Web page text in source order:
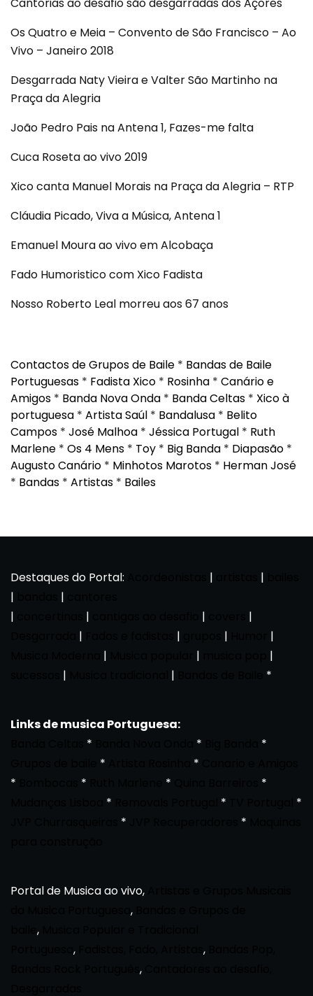
Os Quatro e Meia – Convento de São Francisco – Ao
Vivo – Janeiro 2018
Desgarrada Naty Vieira e Valter São Martinho na
Praça da Alegria
João Pedro Pais na Antena 1, Fazes-me falta
Cuca Roseta ao vivo 2019
Xico canta Manuel Morais na Praça da Alegria – RTP
Cláudia Picado, Viva a Música, Antena 1
Emanuel Moura ao vivo em Alcobaça
Fado Humoristico com Xico Fadista
Nosso Roberto Leal morreu aos 67 anos
Contactos de Grupos de Baile * Bandas de Baile
Portuguesas * Fadista Xico * Rosinha * Canário e
Amigos * Banda Nova Onda * Banda Celtas * Xico à
portuguesa * Artista Saúl * Bandalusa * Belito
Campos * José Malhoa * Jéssica Portugal * Ruth
Marlene * Os 4 Mens * Toy * Big Banda * Diapasão *
Augusto Canário * Minhotos Marotos * Herman José
* Bandas * Artistas * Bailes
Destaques do Portal: | |
|
|
|
| |
|
| | |
|
| |
|
| | *
Links de musica Portuguesa:
* *
*
* *
*
* *
*
* *
*
* *
Portal de Musica ao vivo,
,
,
, ,
,